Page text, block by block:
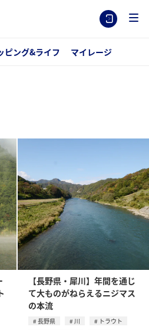
ピング&ライフ マイレージ
【長野県・犀川】年間を通じ
て大ものがねらえるニジマス
の本流
長野県 川
トラウト